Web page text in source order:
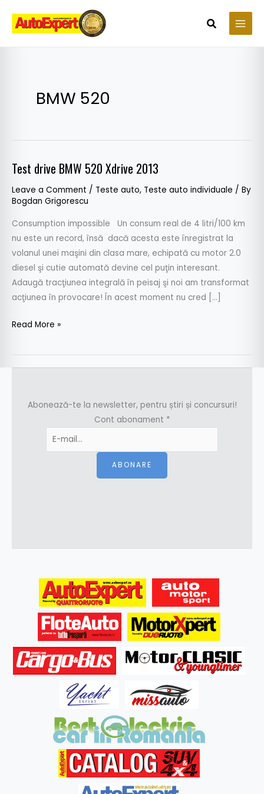
content
Search
BMW 520
Test drive BMW 520 Xdrive 2013
Leave a Comment / Teste auto, Teste auto individuale / By
Bogdan Grigorescu
Consumption impossible Un consum real de 4 litri/100 km
nu este un record, însă dacă acesta este înregistrat la
volanul unei maşini din clasa mare, echipată cu motor 2.0
diesel şi cutie automată devine cel puţin interesant.
Adaugă tracţiunea integrală în peisaj şi noi am transformat
acţiunea în provocare! În acest moment nu cred […]
Test
BMW
Xdrive
2013
Read More »
Abonează-te la newsletter, pentru știri și concursuri!
Cont abonament *
ABONARE